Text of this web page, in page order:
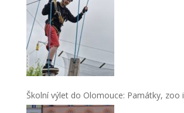
Školní výlet do Olomouce: Památky, zoo